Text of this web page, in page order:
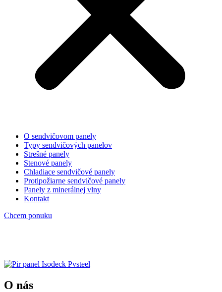
O sendvičovom panely
Typy sendvičových panelov
Strešné panely
Stenové panely
Chladiace sendvičové panely
Protipožiarne sendvičové panely
Panely z minerálnej vlny
Kontakt
Chcem ponuku
O nás